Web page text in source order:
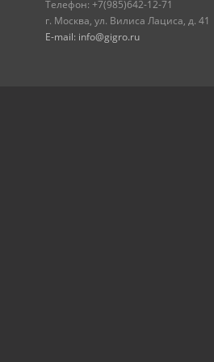
Телефон: +7(985)642-12-71
г. Москва, ул. Вилиса Лациса, д. 41
E-mail: info@gigro.ru